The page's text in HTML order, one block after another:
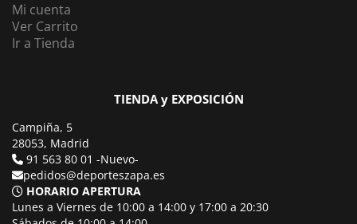
Mi cuenta
Ver Carrito
Ir a Tienda
TIENDA y EXPOSICIÓN
Campiña, 5
28053, Madrid
91 563 80 01 -Nuevo-
pedidos@deporteszapa.es
HORARIO APERTURA
Lunes a Viernes de 10:00 a 14:00 y 17:00 a 20:30